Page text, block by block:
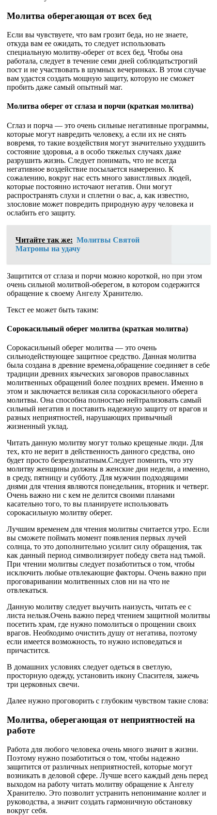
Молитва оберегающая от всех бед
Если вы чувствуете, что вам грозит беда, но не знаете,
откуда вам ее ожидать, то следует использовать
специальную молитву-оберег от всех бед. Чтобы она
работала, следует в течение семи дней соблюдатьстрогий
пост и не участвовать в шумных вечеринках. В этом случае
вам удастся создать мощную защиту, которую не сможет
пробить даже самый опытный маг.
Молитва оберег от сглаза и порчи (краткая молитва)
Сглаз и порча — это очень сильные негативные программы,
которые могут навредить человеку, а если их не снять
вовремя, то такие воздействия могут значительно ухудшить
состояние здоровья, а в особо тяжелых случаях даже
разрушить жизнь. Следует понимать, что не всегда
негативное воздействие посылается намеренно. К
сожалению, вокруг нас есть много завистливых людей,
которые постоянно источают негатив. Они могут
распространять слухи и сплетни о вас, а, как известно,
злословие может повредить природную ауру человека и
ослабить его защиту.
Читайте так же: Молитвы Святой
Матроны на удачу
Защитится от сглаза и порчи можно короткой, но при этом
очень сильной молитвой-оберегом, в котором содержится
обращение к своему Ангелу Хранителю.
Текст ее может быть таким:
Сорокасильный оберег молитва (краткая молитва)
Сорокасильный оберег молитва — это очень
сильнодействующее защитное средство. Данная молитва
была создана в древние времена,обращение соединяет в себе
традиции древних языческих заговоров православных
молитвенных обращений более поздних времен. Именно в
этом и заключается великая сила сорокасильного оберега
молитвы. Она способна полностью нейтрализовать самый
сильный негатив и поставить надежную защиту от врагов и
разных неприятностей, нарушающих привычный
жизненный уклад.
Читать данную молитву могут только крещеные люди. Для
тех, кто не верит в действенность данного средства, оно
будет просто безрезультатным.Следует помнить, что эту
молитву женщины должны в женские дни недели, а именно,
в среду, пятницу и субботу. Для мужчин подходящими
днями для чтения являются понедельник, вторник и четверг.
Очень важно ни с кем не делится своими планами
касательно того, то вы планируете использовать
сорокасильную молитву оберег.
Лучшим временем для чтения молитвы считается утро. Если
вы сможете поймать момент появления первых лучей
солнца, то это дополнительно усилит силу обращения, так
как данный период символизирует победу света над тьмой.
При чтении молитвы следует позаботиться о том, чтобы
исключить любые отвлекающие факторы. Очень важно при
проговаривании молитвенных слов ни на что не
отвлекаться.
Данную молитву следует выучить наизусть, читать ее с
листа нельзя.Очень важно перед чтением защитной молитвы
посетить храм, где нужно помолиться о прощении своих
врагов. Необходимо очистить душу от негатива, поэтому
если имеется возможность, то нужно исповедаться и
причастится.
В домашних условиях следует одеться в светлую,
просторную одежду, установить икону Спасителя, зажечь
три церковных свечи.
Далее нужно проговорить с глубоким чувством такие слова:
Молитва, оберегающая от неприятностей на
работе
Работа для любого человека очень много значит в жизни.
Поэтому нужно позаботиться о том, чтобы надежно
защитится от различных неприятностей, которые могут
возникать в деловой сфере. Лучше всего каждый день перед
выходом на работу читать молитву обращение к Ангелу
Хранителю. Это позволит устранить непонимание коллег и
руководства, а значит создать гармоничную обстановку
вокруг себя.